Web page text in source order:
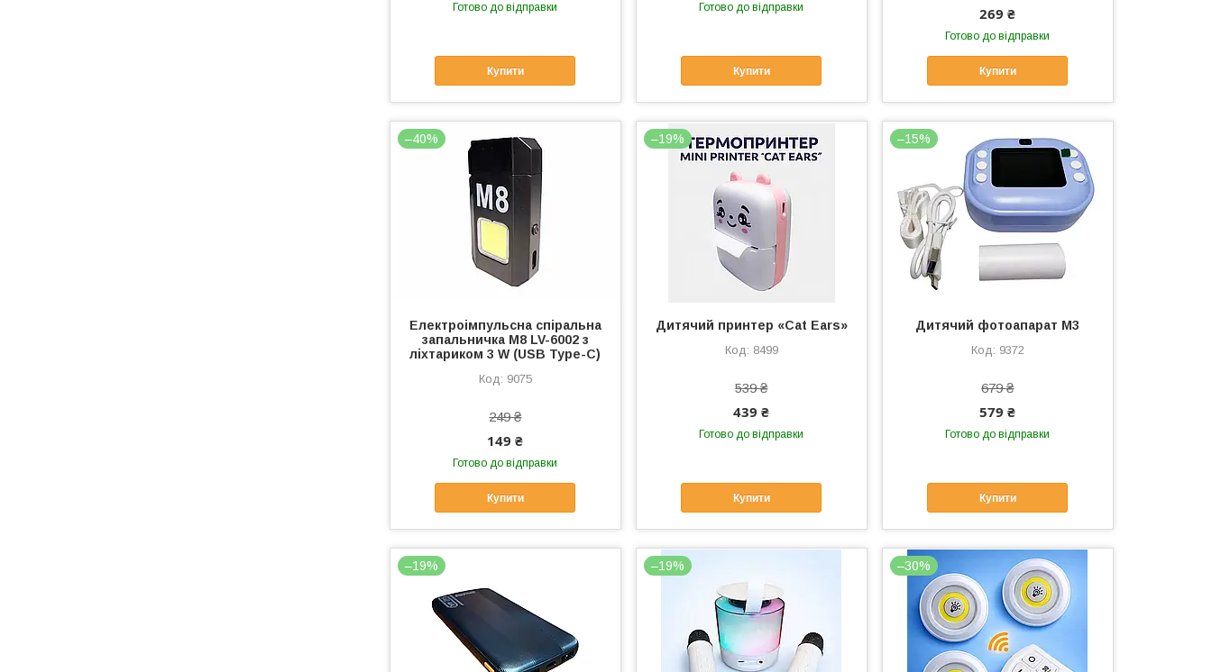
Готово до відправки
Купити
Готово до відправки
Купити
269 ₴
Готово до відправки
Купити
–40%
Електроімпульсна спіральна
запальничка M8 LV-6002 з
ліхтариком 3 W (USB Type-C)
9075
249 ₴
149 ₴
Готово до відправки
Купити
–19%
Дитячий принтер «Cat Ears»
8499
539 ₴
439 ₴
Готово до відправки
Купити
–15%
Дитячий фотоапарат M3
9372
679 ₴
579 ₴
Готово до відправки
Купити
–19% –19% –30%